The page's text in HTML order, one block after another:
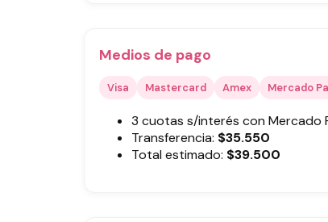
Medios de pago
Visa Mastercard Amex Mercado
3 cuotas s/interés con Mercado
Transferencia: $35.550
Total estimado: $39.500